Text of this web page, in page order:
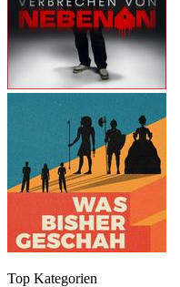
Top Kategorien